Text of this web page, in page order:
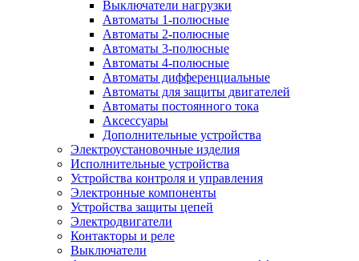
Выключатели нагрузки
Автоматы 1-полюсные
Автоматы 2-полюсные
Автоматы 3-полюсные
Автоматы 4-полюсные
Автоматы дифференциальные
Автоматы для защиты двигателей
Автоматы постоянного тока
Аксессуары
Дополнительные устройства
Электроустановочные изделия
Исполнительные устройства
Устройства контроля и управления
Электронные компоненты
Устройства защиты цепей
Электродвигатели
Контакторы и реле
Выключатели